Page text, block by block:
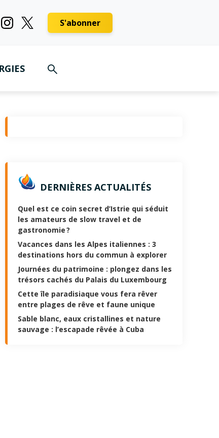
S'abonner
DERNIÈRES ACTUALITÉS
Quel est ce coin secret d’Istrie qui séduit
les amateurs de slow travel et de
gastronomie ?
Vacances dans les Alpes italiennes : 3
destinations hors du commun à explorer
Journées du patrimoine : plongez dans les
trésors cachés du Palais du Luxembourg
Cette île paradisiaque vous fera rêver
entre plages de rêve et faune unique
Sable blanc, eaux cristallines et nature
sauvage : l’escapade rêvée à Cuba